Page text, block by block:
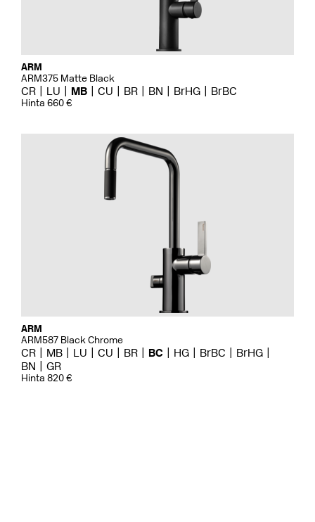
ARM
ARM375 Matte Black
CR LU MB CU BR BN BrHG BrBC
Hinta 660 €
ARM
ARM587 Black Chrome
CR MB LU CU BR BC HG BrBC
BrHG
BN
GR
Hinta 820 €